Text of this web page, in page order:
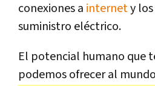
conexiones a internety
suministro eléctrico.
El potencial humano que
podemos ofrecer al